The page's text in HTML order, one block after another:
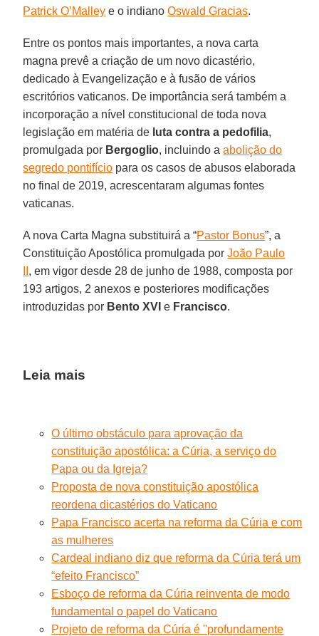
Patrick O’Malley e o indianoOswald Gracias.
Entre os pontos mais importantes, a nova carta
magna prevê a criação de um novo dicastério,
dedicado à Evangelização e à fusão de vários
escritórios vaticanos. De importância será também a
incorporação a nível constitucional de toda nova
legislação em matéria de luta contra a pedofilia,
promulgada por Bergoglio, incluindo aabolição do
segredo pontifício para os casos de abusos elaborada
no final de 2019, acrescentaram algumas fontes
vaticanas.
A nova Carta Magna substituirá a “Pastor Bonus”, a
Constituição Apostólica promulgada porJoão Paulo
, em vigor desde 28 de junho de 1988, composta por
193 artigos, 2 anexos e posteriores modificações
introduzidas por Bento XVI e Francisco.
Leia mais
O último obstáculo para aprovação da
constituição apostólica: a Cúria, a serviço do
Papa ou da Igreja?
Proposta de nova constituição apostólica
reordena dicastérios do Vaticano
Papa Francisco acerta na reforma da Cúria e com
as mulheres
Cardeal indiano diz que reforma da Cúria terá um
“efeito Francisco”
Esboço de reforma da Cúria reinventa de modo
fundamental o papel do Vaticano
Projeto de reforma da Cúria é ''profundamente